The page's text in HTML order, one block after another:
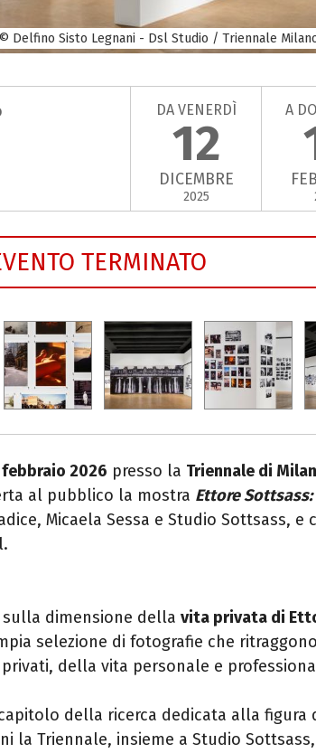
Delfino Sisto Legnani - Dsl Studio / Triennale
DA VENERDÌ
12
DICEMBRE
2025
A
TERMINATO
febbraio 2026 presso la Triennale di
al pubblico la mostra Ettore Sottsass:
Micaela Sessa e Studio Sottsass, e
sulla dimensione della vita privata di
selezione di fotografie che
della vita personale e
della ricerca dedicata alla figura
la Triennale, insieme a Studio